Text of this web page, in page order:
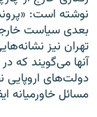
نوشته است:
بعدی سیاست
تهران نیز
آنها می‌گویند که
دولت‌های
مسائل خاورمیانه